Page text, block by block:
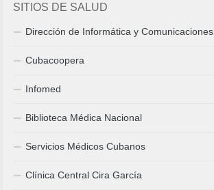
SITIOS DE SALUD
Dirección de Informática y Comunicaciones
Cubacoopera
Infomed
Biblioteca Médica Nacional
Servicios Médicos Cubanos
Clínica Central Cira García